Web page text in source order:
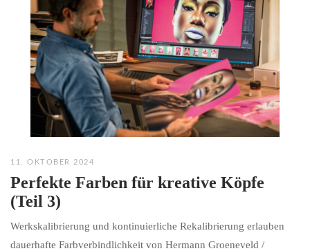
11. OKTOBER 2024
Perfekte Farben für kreative Köpfe
(Teil 3)
Werkskalibrierung und kontinuierliche Rekalibrierung erlauben
dauerhafte Farbverbindlichkeit von Hermann Groeneveld /